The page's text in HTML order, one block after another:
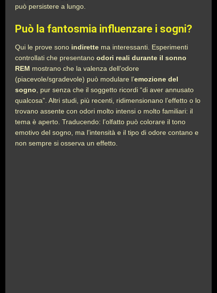
può persistere a lungo.
Può la fantosmia influenzare i sogni?
Qui le prove sono indirette ma interessanti. Esperimenti
controllati che presentanoodori reali durante il sonno
REM mostrano che la valenza dell’odore
(piacevole/sgradevole) può modulare l’emozione del
sogno , pur senza che il soggetto ricordi “di aver annusato
qualcosa”. Altri studi, più recenti, ridimensionano l’effetto o lo
trovano assente con odori molto intensi o molto familiari: il
tema è aperto. Traducendo: l’olfatto può colorare il tono
emotivo del sogno, ma l’intensità e il tipo di odore contano e
non sempre si osserva un effetto.